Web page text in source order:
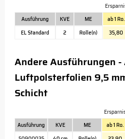
Ausführung
KVE ME ab 1 Ro.
EL Standard
2 Rolle(n) 35,80
Andere Ausführungen -
Luftpolsterfolien 9,5
Schicht
Ausführung
KVE ME ab 1 Ro.